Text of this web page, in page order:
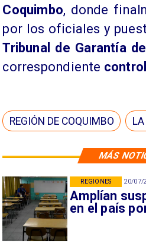
MÁS
20/07/
Amplían
en el país
REGIONES
Coquimbo, donde
por los oficiales y
Tribunal de Garantía
correspondiente
REGIÓN DE COQUIMBO LA